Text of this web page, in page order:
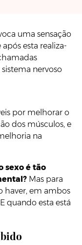
uma sensação
esta realiza-
nervoso
por melhorar o
dos músculos, e
na
sexo é tão
Mas para
haver, em ambos
quando esta está